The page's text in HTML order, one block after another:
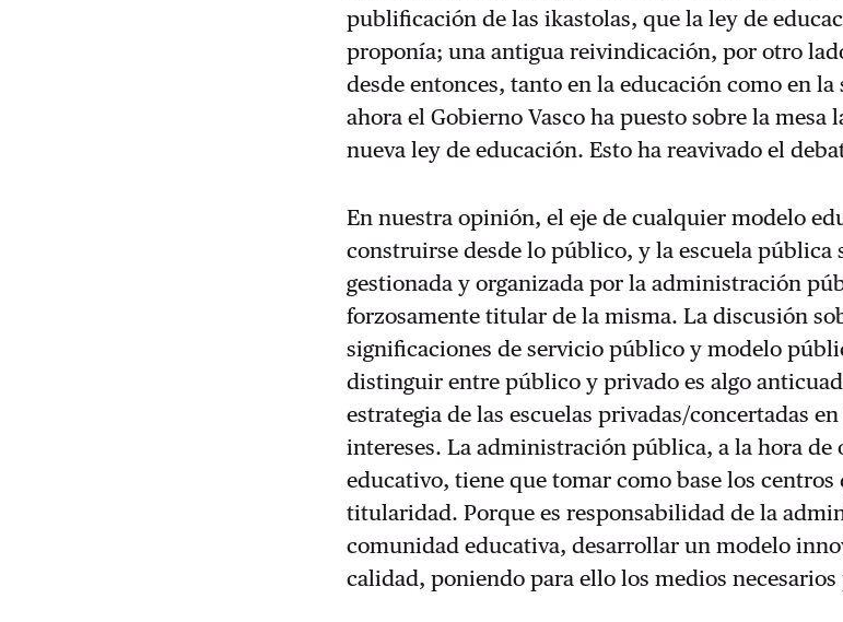
publificación de las ikastolas, que la ley de
proponía; una antigua reivindicación, por otro
desde entonces, tanto en la educación como en la
ahora el Gobierno Vasco ha puesto sobre la mesa
nueva ley de educación. Esto ha reavivado el
En nuestra opinión, el eje de cualquier modelo
construirse desde lo público, y la escuela pública
gestionada y organizada por la administración
forzosamente titular de la misma. La discusión
significaciones de servicio público y modelo
distinguir entre público y privado es algo
estrategia de las escuelas privadas/concertadas en
intereses. La administración pública, a la hora de
educativo, tiene que tomar como base los centros
titularidad. Porque es responsabilidad de la
comunidad educativa, desarrollar un modelo
calidad, poniendo para ello los medios necesarios